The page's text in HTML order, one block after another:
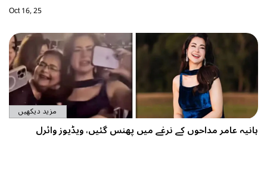
Oct 16, 25
مزید دیکھیں
ہانیہ عامر مداحوں کے نرغے میں پھنس گئیں، ویڈیوز وائرل